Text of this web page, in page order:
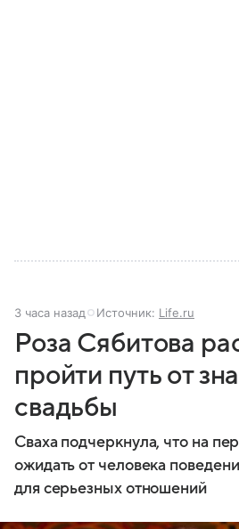
3 часа назад Источник: Life.ru
Роза Сябитова
пройти путь от
свадьбы
Сваха подчеркнула, что на
ожидать от человека
для серьезных отношений